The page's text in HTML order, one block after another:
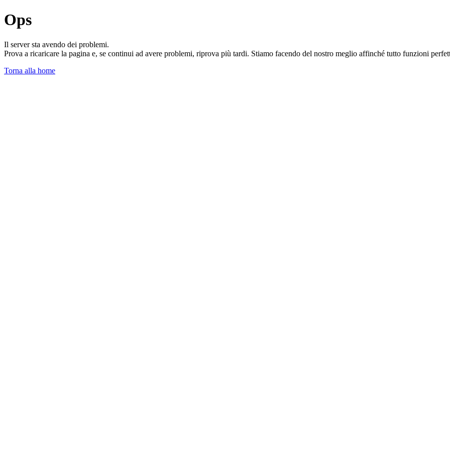
Ops
Il server sta avendo dei problemi.
Prova a ricaricare la pagina e, se continui ad avere problemi, riprova più tardi. Stiamo facendo del nostro meglio affinché tutto funzioni
Torna alla home